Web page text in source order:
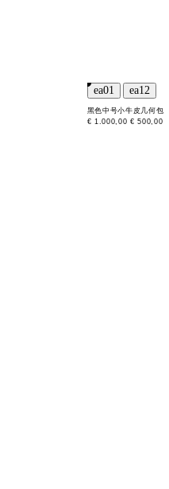
黑色中号小牛皮几何包
€ 1.000,00 € 500,00